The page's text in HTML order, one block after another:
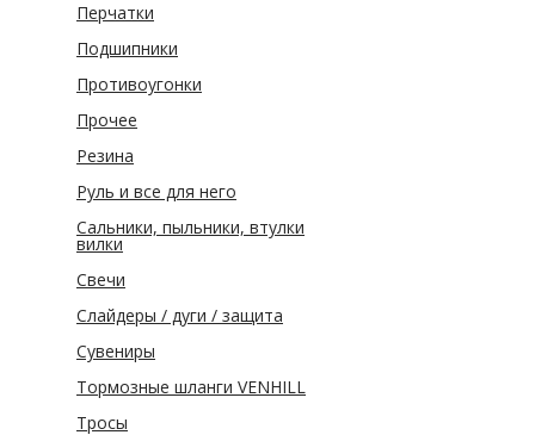
Перчатки
Подшипники
Противоугонки
Прочее
Резина
Руль и все для него
Сальники, пыльники, втулки
вилки
Свечи
Слайдеры / дуги / защита
Сувениры
Тормозные шланги VENHILL
Тросы